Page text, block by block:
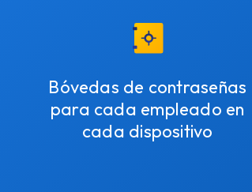
Bóvedas de contraseñas
para cada empleado en
cada dispositivo